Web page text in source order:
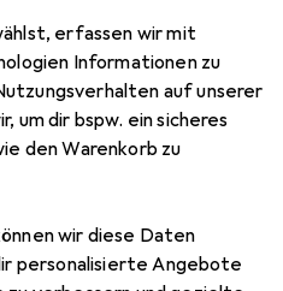
erfassen wir mit
Informationen zu
auf unserer
um dir bspw. ein sicheres
den Warenkorb zu
wir diese Daten
personalisierte Angebote
Crystalclear